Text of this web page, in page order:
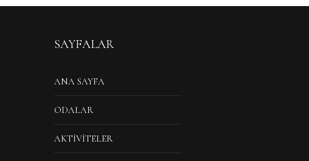
SAYFALAR
ANA SAYFA
ODALAR
AKTIVITELER